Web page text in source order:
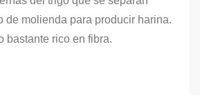
de molienda para producir harina.
bastante rico en fibra.